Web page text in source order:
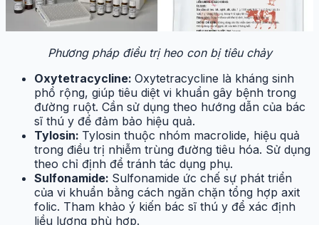
Phương pháp điều trị heo con bị tiêu chảy
Oxytetracycline: Oxytetracycline là kháng sinh
phổ rộng, giúp tiêu diệt vi khuẩn gây bệnh trong
đường ruột. Cần sử dụng theo hướng dẫn của bác
sĩ thú y để đảm bảo hiệu quả.
Tylosin: Tylosin thuộc nhóm macrolide, hiệu quả
trong điều trị nhiễm trùng đường tiêu hóa. Sử dụng
theo chỉ định để tránh tác dụng phụ.
Sulfonamide: Sulfonamide ức chế sự phát triển
của vi khuẩn bằng cách ngăn chặn tổng hợp axit
folic. Tham khảo ý kiến bác sĩ thú y để xác định
liều lượng phù hợp.